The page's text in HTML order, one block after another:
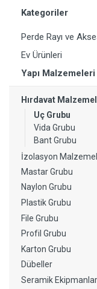
Kategoriler
Perde Rayı ve
Ev Ürünleri
Yapı Malzemeleri
Hırdavat
Uç Grubu
Vida Grubu
Bant Grubu
İzolasyon
Mastar Grubu
Naylon Grubu
Plastik Grubu
File Grubu
Profil Grubu
Karton Grubu
Dübeller
Seramik